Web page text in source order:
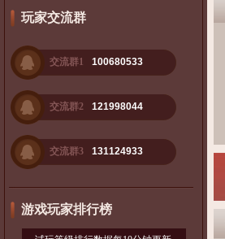
玩家交流群
交流群1 100680533
交流群2 121998044
交流群3 131124933
游戏玩家排行榜